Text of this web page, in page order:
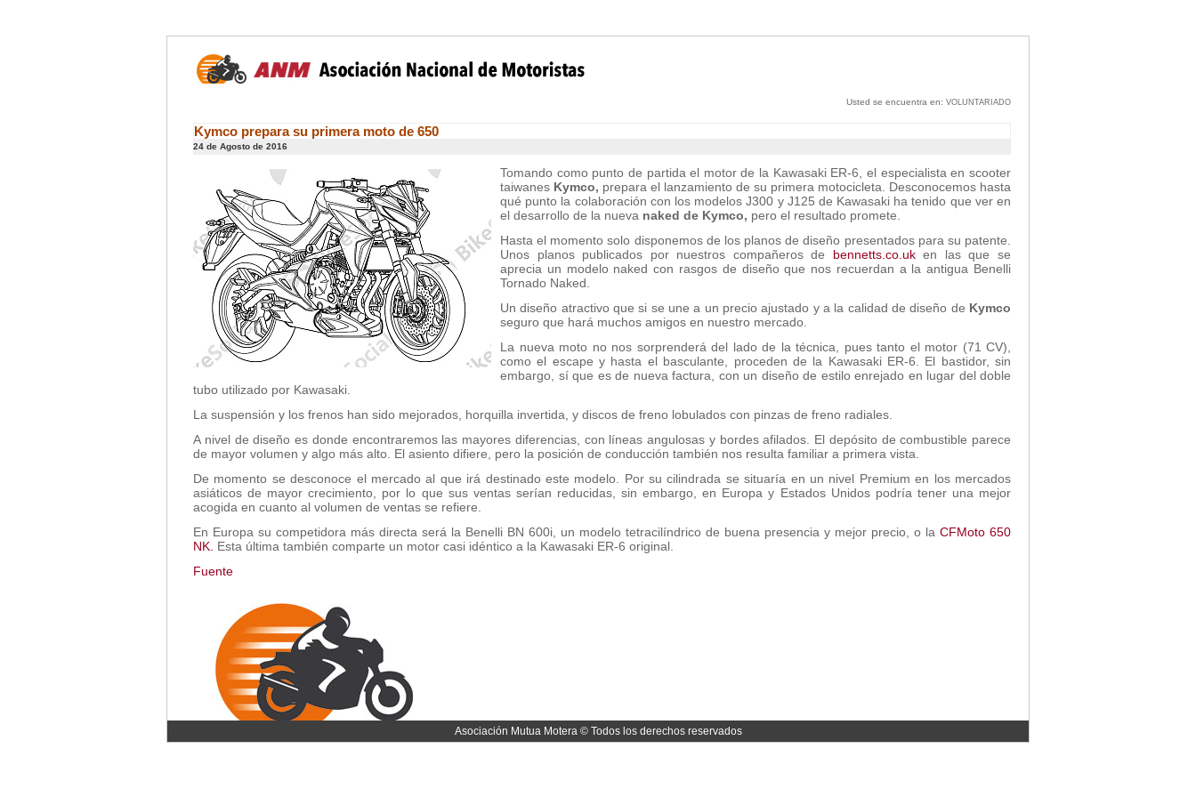
Usted se encuentra en: VOLUNTARIADO
Kymco prepara su primera moto de 650
24 de Agosto de 2016
Tomando como punto de partida el motor de la Kawasaki ER-6, el especialista en scooter
taiwanes Kymco, prepara el lanzamiento de su primera motocicleta. Desconocemos hasta
qué punto la colaboración con los modelos J300 y J125 de Kawasaki ha tenido que ver en
el desarrollo de la nueva naked de Kymco, pero el resultado promete.
Hasta el momento solo disponemos de los planos de diseño presentados para su patente.
Unos planos publicados por nuestros compañeros de bennetts.co.uken las que se
aprecia un modelo naked con rasgos de diseño que nos recuerdan a la antigua Benelli
Tornado Naked.
Un diseño atractivo que si se une a un precio ajustado y a la calidad de diseño de Kymco
seguro que hará muchos amigos en nuestro mercado.
La nueva moto no nos sorprenderá del lado de la técnica, pues tanto el motor (71 CV),
como el escape y hasta el basculante, proceden de la Kawasaki ER-6. El bastidor, sin
embargo, sí que es de nueva factura, con un diseño de estilo enrejado en lugar del doble
tubo utilizado por Kawasaki.
La suspensión y los frenos han sido mejorados, horquilla invertida, y discos de freno lobulados con pinzas de freno radiales.
A nivel de diseño es donde encontraremos las mayores diferencias, con líneas angulosas y bordes afilados. El depósito de combustible parece
de mayor volumen y algo más alto. El asiento difiere, pero la posición de conducción también nos resulta familiar a primera vista.
De momento se desconoce el mercado al que irá destinado este modelo. Por su cilindrada se situaría en un nivel Premium en los mercados
asiáticos de mayor crecimiento, por lo que sus ventas serían reducidas, sin embargo, en Europa y Estados Unidos podría tener una mejor
acogida en cuanto al volumen de ventas se refiere.
En Europa su competidora más directa será la Benelli BN 600i, un modelo tetracilíndrico de buena presencia y mejor precio, o la CFMoto 650
NK. Esta última también comparte un motor casi idéntico a la Kawasaki ER-6 original.
Fuente
Asociación Mutua Motera © Todos los derechos reservados